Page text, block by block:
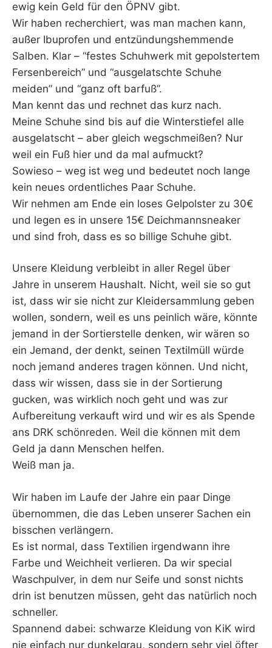
ewig kein Geld für den ÖPNV gibt.
Wir haben recherchiert, was man machen kann,
außer Ibuprofen und entzündungshemmende
Salben. Klar – “festes Schuhwerk mit gepolstertem
Fersenbereich” und “ausgelatschte Schuhe
meiden” und “ganz oft barfuß”.
Man kennt das und rechnet das kurz nach.
Meine Schuhe sind bis auf die Winterstiefel alle
ausgelatscht – aber gleich wegschmeißen? Nur
weil ein Fuß hier und da mal aufmuckt?
Sowieso – weg ist weg und bedeutet noch lange
kein neues ordentliches Paar Schuhe.
Wir nehmen am Ende ein loses Gelpolster zu 30€
und legen es in unsere 15€ Deichmannsneaker
und sind froh, dass es so billige Schuhe gibt.
Unsere Kleidung verbleibt in aller Regel über
Jahre in unserem Haushalt. Nicht, weil sie so gut
ist, dass wir sie nicht zur Kleidersammlung geben
wollen, sondern, weil es uns peinlich wäre, könnte
jemand in der Sortierstelle denken, wir wären so
ein Jemand, der denkt, seinen Textilmüll würde
noch jemand anderes tragen können. Und nicht,
dass wir wissen, dass sie in der Sortierung
gucken, was wirklich noch geht und was zur
Aufbereitung verkauft wird und wir es als Spende
ans DRK schönreden. Weil die können mit dem
Geld ja dann Menschen helfen.
Weiß man ja.
Wir haben im Laufe der Jahre ein paar Dinge
übernommen, die das Leben unserer Sachen ein
bisschen verlängern.
Es ist normal, dass Textilien irgendwann ihre
Farbe und Weichheit verlieren. Da wir special
Waschpulver, in dem nur Seife und sonst nichts
drin ist benutzen müssen, geht das natürlich noch
schneller.
Spannend dabei: schwarze Kleidung von KiK wird
nie einfach nur dunkelgrau, sondern sehr viel öfter